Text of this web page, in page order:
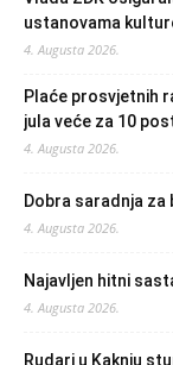
ustanovama
4. Augusta 2026.
Plaće prosvjetnih
jula veće za 10
4. Augusta 2026.
Dobra saradnja
4. Augusta 2026.
Najavljen hitni
4. Augusta 2026.
Rudari u Kaknju